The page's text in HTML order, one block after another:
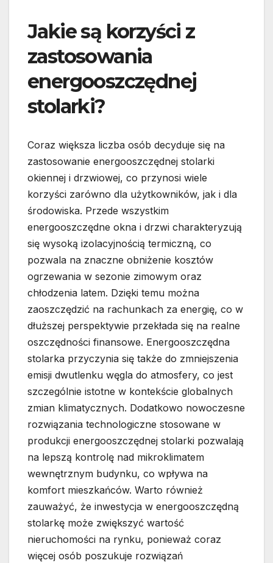
Jakie są korzyści z
zastosowania
energooszczędnej
stolarki?
Coraz większa liczba osób decyduje się na
zastosowanie energooszczędnej stolarki
okiennej i drzwiowej, co przynosi wiele
korzyści zarówno dla użytkowników, jak i dla
środowiska. Przede wszystkim
energooszczędne okna i drzwi charakteryzują
się wysoką izolacyjnością termiczną, co
pozwala na znaczne obniżenie kosztów
ogrzewania w sezonie zimowym oraz
chłodzenia latem. Dzięki temu można
zaoszczędzić na rachunkach za energię, co w
dłuższej perspektywie przekłada się na realne
oszczędności finansowe. Energooszczędna
stolarka przyczynia się także do zmniejszenia
emisji dwutlenku węgla do atmosfery, co jest
szczególnie istotne w kontekście globalnych
zmian klimatycznych. Dodatkowo nowoczesne
rozwiązania technologiczne stosowane w
produkcji energooszczędnej stolarki pozwalają
na lepszą kontrolę nad mikroklimatem
wewnętrznym budynku, co wpływa na
komfort mieszkańców. Warto również
zauważyć, że inwestycja w energooszczędną
stolarkę może zwiększyć wartość
nieruchomości na rynku, ponieważ coraz
więcej osób poszukuje rozwiązań